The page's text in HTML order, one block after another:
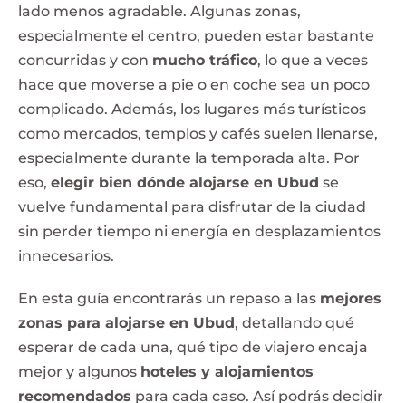
lado menos agradable. Algunas zonas,
especialmente el centro, pueden estar bastante
concurridas y con mucho tráfico, lo que a veces
hace que moverse a pie o en coche sea un poco
complicado. Además, los lugares más turísticos
como mercados, templos y cafés suelen llenarse,
especialmente durante la temporada alta. Por
eso, elegir bien dónde alojarse en Ubud se
vuelve fundamental para disfrutar de la ciudad
sin perder tiempo ni energía en desplazamientos
innecesarios.
En esta guía encontrarás un repaso a las mejores
zonas para alojarse en Ubud, detallando qué
esperar de cada una, qué tipo de viajero encaja
mejor y algunos hoteles y alojamientos
recomendados para cada caso. Así podrás decidir